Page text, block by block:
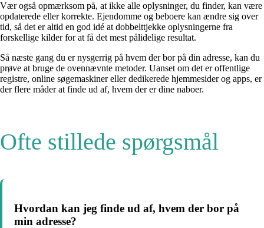
Vær også opmærksom på, at ikke alle oplysninger, du finder, kan være
opdaterede eller korrekte. Ejendomme og beboere kan ændre sig over
tid, så det er altid en god idé at dobbelttjekke oplysningerne fra
forskellige kilder for at få det mest pålidelige resultat.
Så næste gang du er nysgerrig på hvem der bor på din adresse, kan du
prøve at bruge de ovennævnte metoder. Uanset om det er offentlige
registre, online søgemaskiner eller dedikerede hjemmesider og apps, er
der flere måder at finde ud af, hvem der er dine naboer.
Ofte stillede spørgsmål
Hvordan kan jeg finde ud af, hvem der bor på
min adresse?